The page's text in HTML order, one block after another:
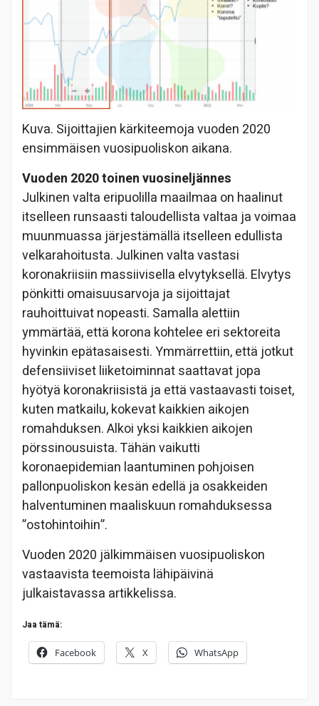
Kuva. Sijoittajien kärkiteemoja vuoden 2020
ensimmäisen vuosipuoliskon aikana.
Vuoden 2020 toinen vuosineljännes
Julkinen valta eripuolilla maailmaa on haalinut
itselleen runsaasti taloudellista valtaa ja voimaa
muunmuassa järjestämällä itselleen edullista
velkarahoitusta. Julkinen valta vastasi
koronakriisiin massiivisella elvytyksellä. Elvytys
pönkitti omaisuusarvoja ja sijoittajat
rauhoittuivat nopeasti. Samalla alettiin
ymmärtää, että korona kohtelee eri sektoreita
hyvinkin epätasaisesti. Ymmärrettiin, että jotkut
defensiiviset liiketoiminnat saattavat jopa
hyötyä koronakriisistä ja että vastaavasti toiset,
kuten matkailu, kokevat kaikkien aikojen
romahduksen. Alkoi yksi kaikkien aikojen
pörssinousuista. Tähän vaikutti
koronaepidemian laantuminen pohjoisen
pallonpuoliskon kesän edellä ja osakkeiden
halventuminen maaliskuun romahduksessa
”ostohintoihin”.
Vuoden 2020 jälkimmäisen vuosipuoliskon
vastaavista teemoista lähipäivinä
julkaistavassa artikkelissa.
Jaa tämä:
Facebook X WhatsApp